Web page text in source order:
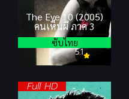
The Eye 10 (2005)
คนเห็นผี ภาค 3
5.1
ซับไทย
Full HD